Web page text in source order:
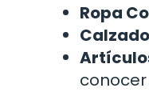
Ropa